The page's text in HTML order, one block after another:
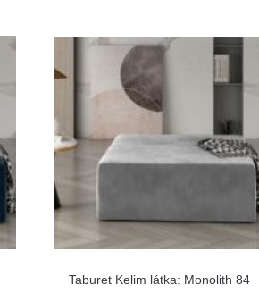
Taburet Kelim látka: Monolith 84